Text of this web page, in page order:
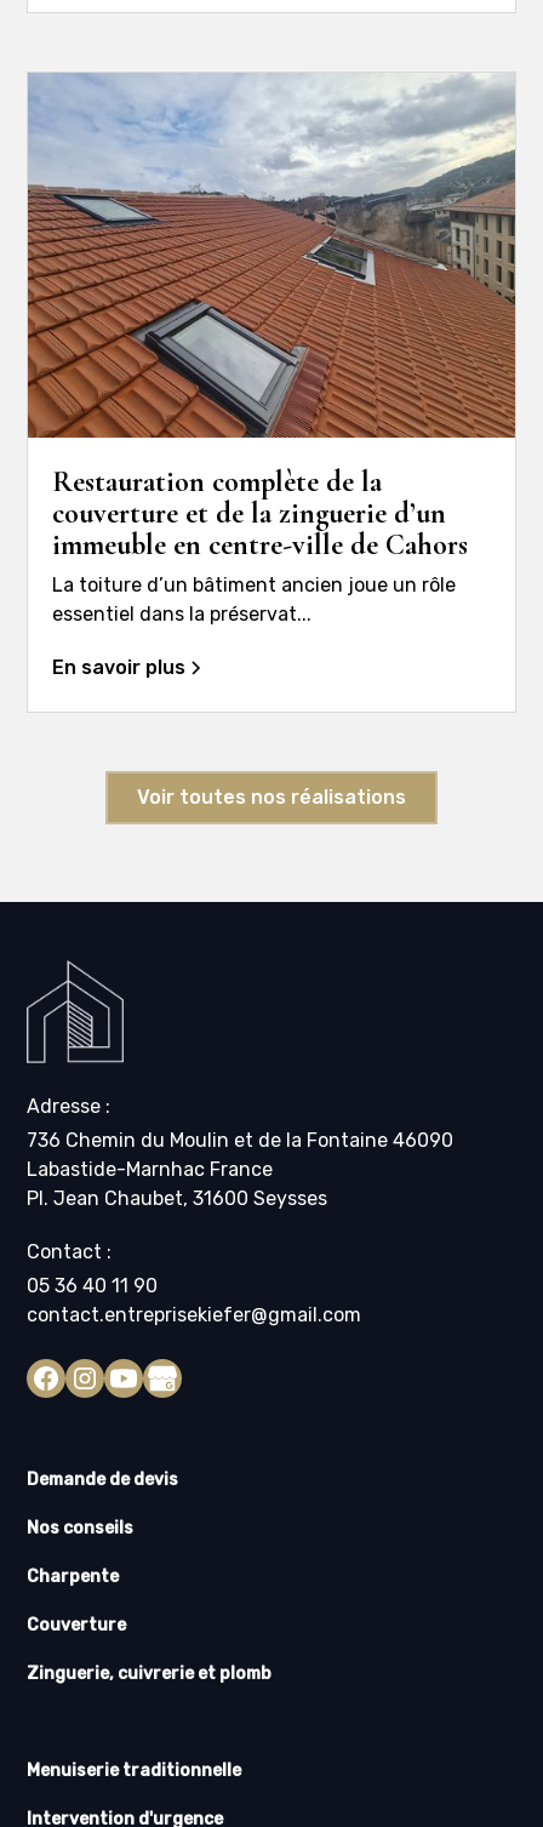
Restauration complète de la
couverture et de la zinguerie d’un
immeuble en centre-ville de Cahors
La toiture d’un bâtiment ancien joue un rôle
essentiel dans la préservat...
En savoir plus
Voir toutes nos réalisations
Adresse :
736 Chemin du Moulin et de la Fontaine 46090
Labastide-Marnhac France
Pl. Jean Chaubet, 31600 Seysses
Contact :
05 36 40 11 90
contact.entreprisekiefer@gmail.com
Demande de devis
Nos conseils
Charpente
Couverture
Zinguerie, cuivrerie et plomb
Menuiserie traditionnelle
Intervention d'urgence